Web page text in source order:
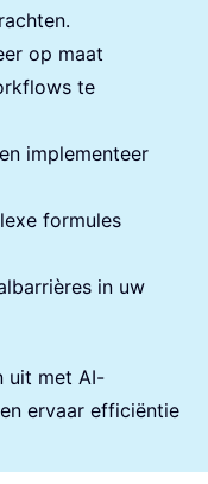
op maat
te
implementeer
formules
in uw
uit met AI-
en ervaar efficiëntie